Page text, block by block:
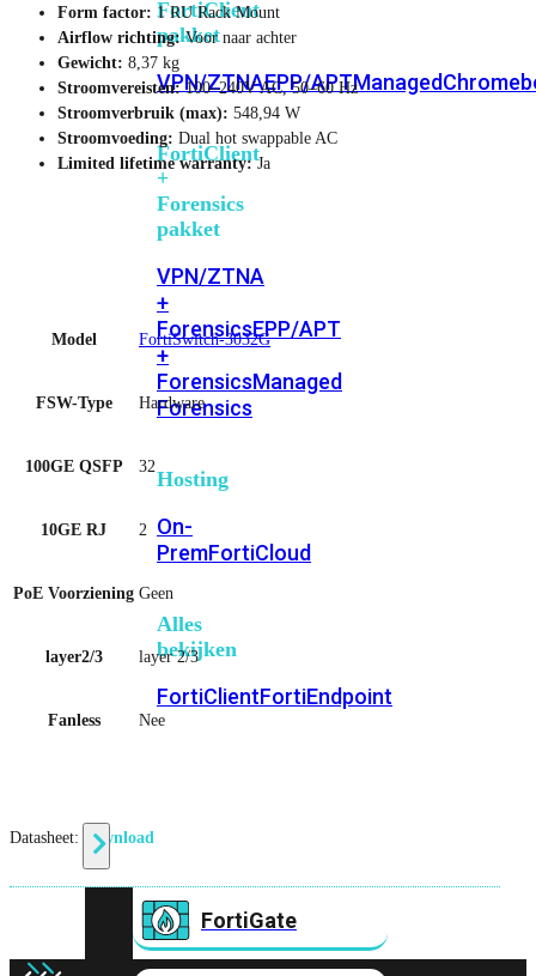
FortiClient
pakket
VPN/ZTNAEPP/APTManaged
FortiClient
+
Forensics
pakket
VPN/ZTNA
+
ForensicsEPP/APT
+
ForensicsManaged
Forensics
Hosting
On-
PremFortiCloud
Alles
bekijken
FortiClientFortiEndpoint
FortiGate
Form factor: 1 RU Rack Mount
Airflow richting:Voor naar achter
Gewicht: 8,37 kg
Stroomvereisten:100–240V AC, 50–60 Hz
Stroomverbruik (max): 548,94 W
Stroomvoeding: Dual hot swappable AC
Limited lifetime warranty:Ja
Model FortiSwitch-3032G
FSW-Type Hardware
100GE QSFP 32
10GE RJ 2
PoE Voorziening Geen
layer2/3 layer 2/3
Fanless Nee
Datasheet: download